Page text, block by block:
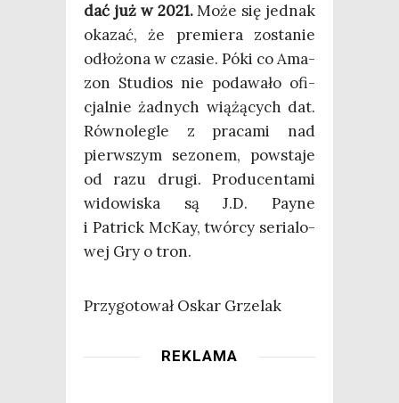
dać już w 2021.Może się jed­nak
oka­zać, że pre­mie­ra zosta­nie
odło­żo­na w cza­sie. Póki co Ama­
zon Stu­dios nie poda­wa­ło ofi­
cjal­nie żad­nych wią­żą­cych dat.
Rów­no­le­gle z pra­ca­mi nad
pierw­szym sezo­nem, powsta­je
od razu dru­gi. Pro­du­cen­ta­mi
wido­wi­ska są J.D. Pay­ne
i Patrick McKay, twór­cy seria­lo­
wej Gry o tron.
Przy­go­to­wał Oskar Grzelak
REKLAMA